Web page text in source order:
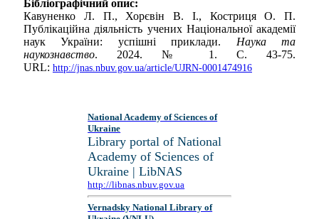
Бібліографічний опис:
Кавуненко Л. П., Хорєвін В. І., Костриця О. П.
Публікаційна діяльність учених Національної академії
наук України: успішні приклади. Наука та
наукознавство. 2024. № 1. С. 43-75.
URL: http://jnas.nbuv.gov.ua/article/UJRN-0001474916
National Academy of Sciences of
Ukraine
Library portal of National
Academy of Sciences of
Ukraine | LibNAS
http://libnas.nbuv.gov.ua
Vernadsky National Library of